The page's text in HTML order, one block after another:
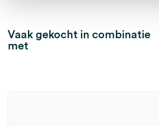
Vaak gekocht in combinatie
met